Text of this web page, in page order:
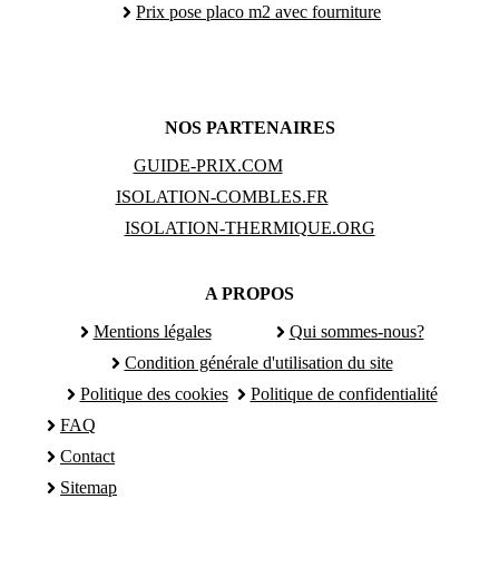
Prix pose placo m2 avec fourniture
NOS PARTENAIRES
GUIDE-PRIX.COM
ISOLATION-COMBLES.FR
ISOLATION-THERMIQUE.ORG
A PROPOS
Mentions légales
Qui sommes-nous?
Condition générale d'utilisation du site
Politique des cookies
Politique de confidentialité
FAQ
Contact
Sitemap